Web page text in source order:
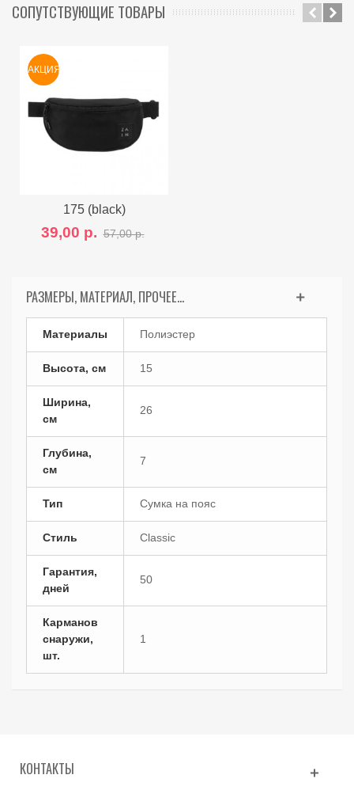
СОПУТСТВУЮЩИЕ ТОВАРЫ
АКЦИЯ
175 (black)
39,00 р. 57,00 р.
РАЗМЕРЫ, МАТЕРИАЛ, ПРОЧЕЕ...
Материалы Полиэстер
Высота, см 15
Ширина,
см
26
Глубина,
см
7
Тип Сумка на пояс
Стиль Classic
Гарантия,
дней
50
Карманов
снаружи,
шт.
1
КОНТАКТЫ